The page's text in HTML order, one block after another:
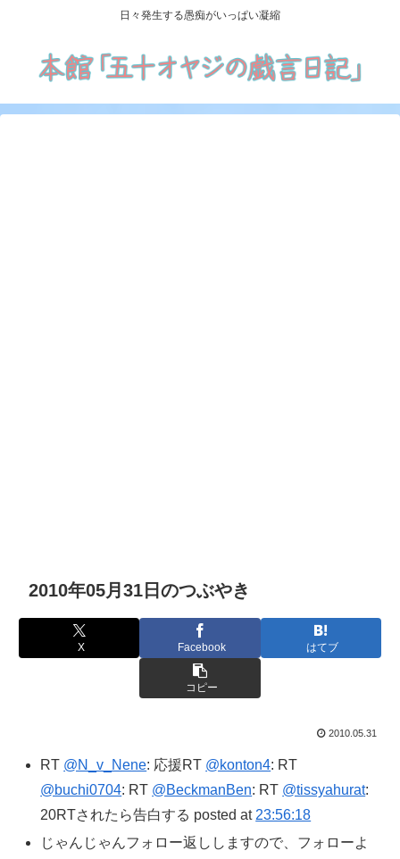
日々発生する愚痴がいっぱい凝縮
2010年05月31日のつぶやき
X Facebook はてブ
コピー
2010.05.31
RT @N_v_Nene: 応援RT @konton4: RT
@buchi0704: RT @BeckmanBen: RT @tissyahurat:
20RTされたら告白する posted at 23:56:18
じゃんじゃんフォロー返ししますので、フォローよ